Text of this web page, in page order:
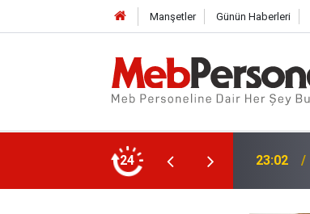
Manşetler Günün Haberleri
24
Kadro Taleplerine Yanıt ve 2026-2027
22:32